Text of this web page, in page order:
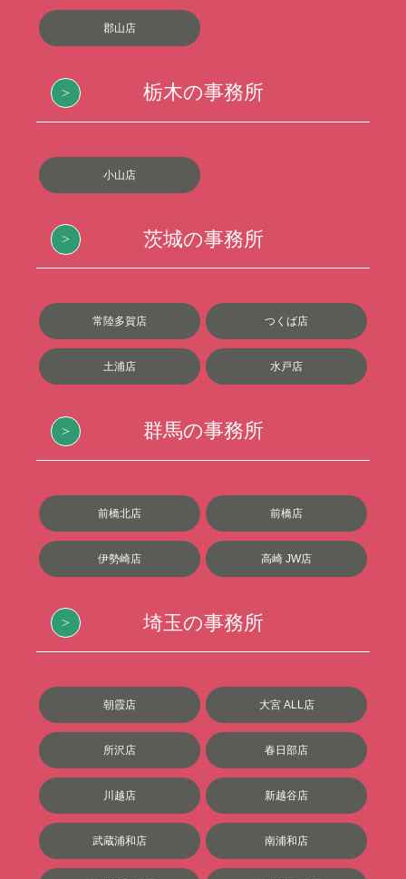
郡山店
栃木の事務所
小山店
茨城の事務所
常陸多賀店 つくば店
土浦店 水戸店
群馬の事務所
前橋北店 前橋店
伊勢崎店 高崎 JW店
埼玉の事務所
朝霞店 大宮 ALL店
所沢店 春日部店
川越店 新越谷店
武蔵浦和店 南浦和店